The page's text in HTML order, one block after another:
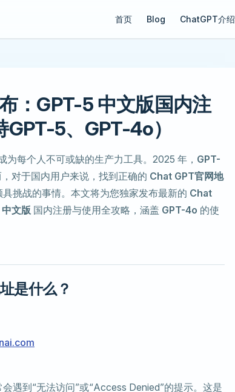
首页 Blog ChatGPT介绍
：GPT-5 中文版国内注
5、GPT-4o）
为每个人不可或缺的生产力工具。2025 年， GPT-
对于国内用户来说，找到正确的 Chat GPT官网地
挑战的事情。本文将为您独家发布最新的 Chat
文版 国内注册与使用全攻略，涵盖 GPT-4o 的使
是什么？
遇到“无法访问”或“Access Denied”的提示。这是